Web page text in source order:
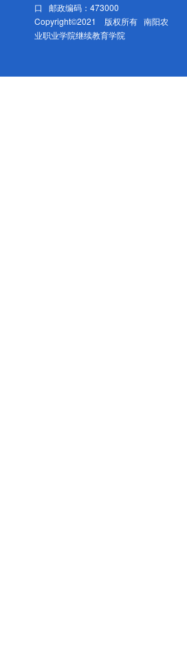
口 邮政编码：473000
Copyright©2021 版权所有 南阳农
业职业学院继续教育学院